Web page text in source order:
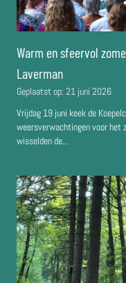
Warm en sfeervol
Laverman
Geplaatst op: 21 juni 2026
Vrijdag 19 juni keek de
weersverwachtingen voor het
wisselden de...